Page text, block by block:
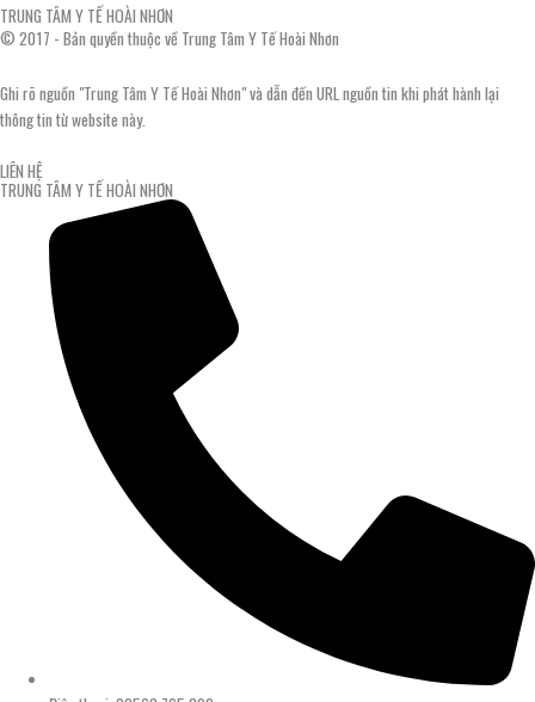
TRUNG TÂM Y TẾ HOÀI NHƠN
© 2017 - Bản quyền thuộc về Trung Tâm Y Tế Hoài Nhơn
Ghi rõ nguồn "Trung Tâm Y Tế Hoài Nhơn" và dẫn đến URL nguồn tin khi phát hành lại
thông tin từ website này.
LIÊN HỆ
TRUNG TÂM Y TẾ HOÀI NHƠN